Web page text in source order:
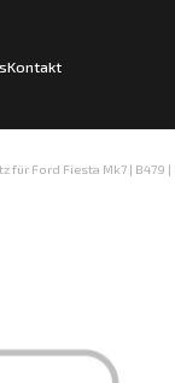
Kontakt
Ford Fiesta Mk7 | B479